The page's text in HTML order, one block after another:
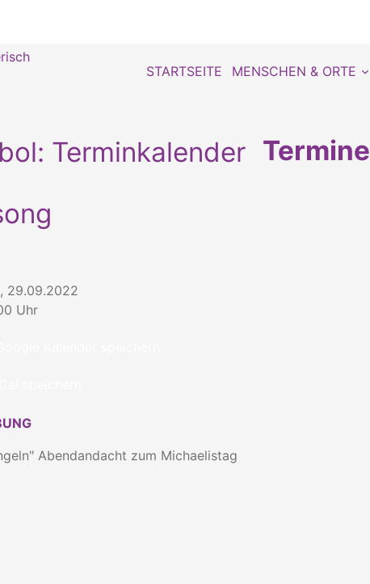
STARTSEITE MENSCHEN & ORTE
Termine
29.09.2022
Uhr
Abendandacht zum Michaelistag